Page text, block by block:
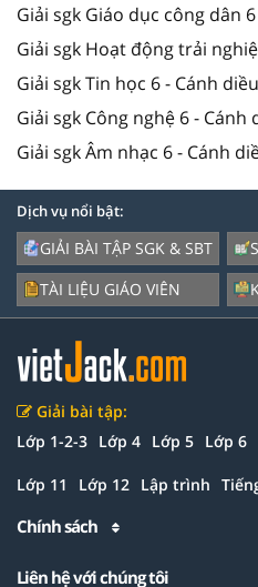
Giải sgk Giáo dục công dân
Giải sgk Hoạt động trải
Giải sgk Tin học 6 - Cánh diều
Giải sgk Công nghệ 6 - Cánh
Giải sgk Âm nhạc 6 - Cánh
Dịch vụ nổi bật:
GIẢI BÀI TẬP SGK & SBT
TÀI LIỆU GIÁO VIÊN
Giải bài tập:
Lớp 1-2-3 Lớp 4 Lớp 5 Lớp 6
Lớp 11 Lớp 12 Lập trình
Chính sách
Liên hệ với chúng tôi